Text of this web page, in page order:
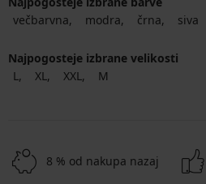
večbarvna
modra črna siva
Najpogosteje izbrane velikosti
L
XL XXL M
8 % od nakupa nazaj